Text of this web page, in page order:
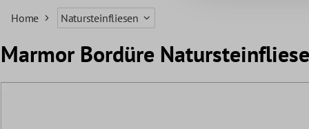
Home Natursteinfliesen
Marmor Bordüre